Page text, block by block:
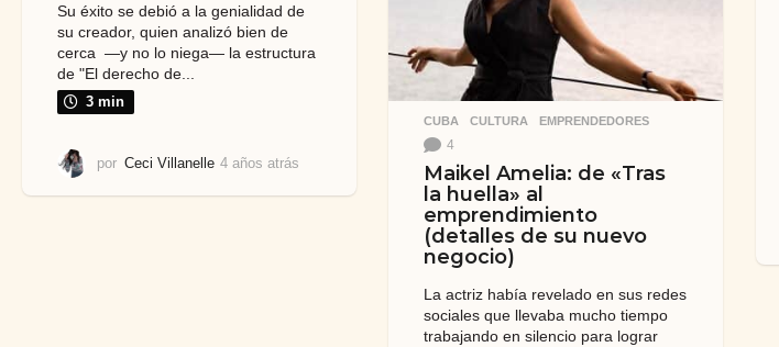
Su éxito se debió a la genialidad de
su creador, quien analizó bien de
cerca —y no lo niega— la estructura
de "El derecho de...
3 min
por Ceci Villanelle 4 años atrás
CUBA ,CULTURA ,EMPRENDEDORES
4
Maikel Amelia: de «Tras
la huella» al
emprendimiento
(detalles de su nuevo
negocio)
La actriz había revelado en sus redes
sociales que llevaba mucho tiempo
trabajando en silencio para lograr